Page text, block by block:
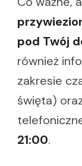
pod Twój
również
zakresie
święta)
21:00.